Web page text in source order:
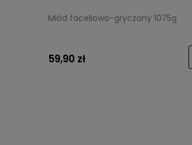
Miód faceliowo-gryczany 1075g
59,90 zł